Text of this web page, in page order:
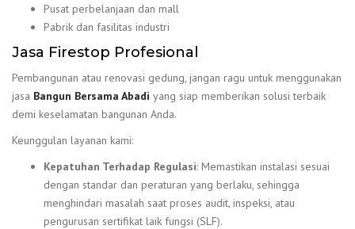
Pusat perbelanjaan dan mall
Pabrik dan fasilitas industri
Jasa Firestop Profesional
Pembangunan atau renovasi gedung, jangan ragu untuk menggunakan
jasa Bangun Bersama Abadi yang siap memberikan solusi terbaik
demi keselamatan bangunan Anda.
Keunggulan layanan kami:
Kepatuhan Terhadap Regulasi: Memastikan instalasi sesuai
dengan standar dan peraturan yang berlaku, sehingga
menghindari masalah saat proses audit, inspeksi, atau
pengurusan sertifikat laik fungsi (SLF).